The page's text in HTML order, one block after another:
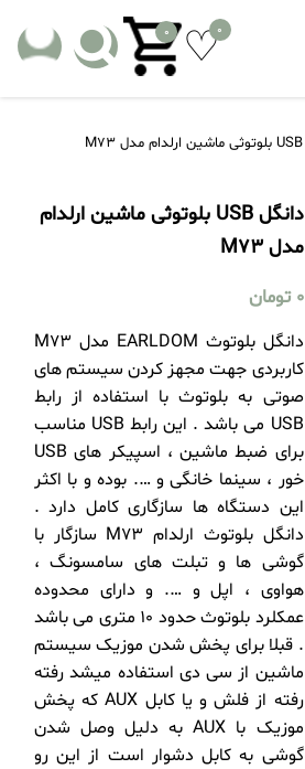
0
0
دانگل USB بلوتوثی ماشین ارلدام
مدل M73
0 تومان
دانگل بلوتوث EARLDOM مدل M73
کاربردی جهت مجهز کردن سیستم های
صوتی به بلوتوث با استفاده از رابط
USB می باشد . این رابط USB مناسب
برای ضبط ماشین ، اسپیکر های USB
خور ، سینما خانگی و …. بوده و با اکثر
این دستگاه ها سازگاری کامل دارد .
دانگل بلوتوث ارلدام M73 سازگار با
گوشی ها و تبلت های سامسونگ ،
هواوی ، اپل و …. و دارای محدوده
عمکلرد بلوتوث حدود 10 متری می باشد
. قبلا برای پخش شدن موزیک سیستم
ماشین از سی دی استفاده میشد رفته
رفته از فلش و یا کابل AUX که پخش
موزیک با AUX به دلیل وصل شدن
گوشی به کابل دشوار است از این رو